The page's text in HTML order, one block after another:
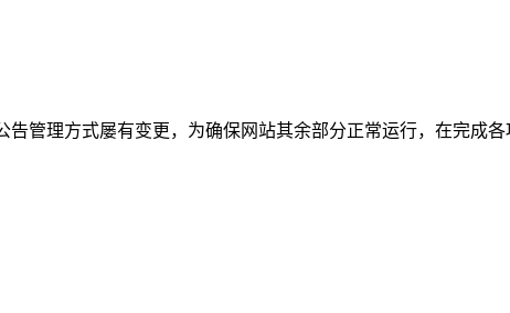
告管理方式屡有变更，为确保网站其余部分正常运行，在完成